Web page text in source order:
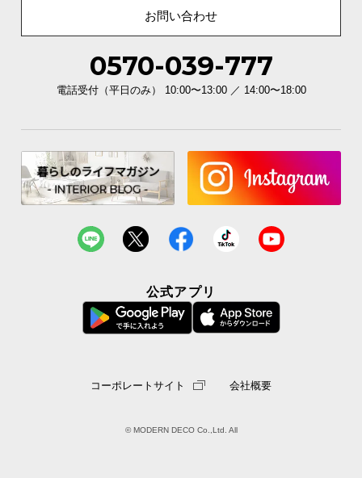
お問い合わせ
0570-039-777
電話受付（平日のみ） 10:00〜13:00 ／ 14:00〜18:00
公式アプリ
コーポレートサイト 会社概要
© MODERN DECO Co.,Ltd. All